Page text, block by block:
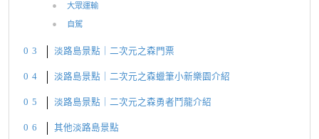
大眾運輸
自駕
淡路島景點｜二次元之森門票
淡路島景點｜二次元之森蠟筆小新樂園介紹
淡路島景點｜二次元之森勇者鬥龍介紹
其他淡路島景點